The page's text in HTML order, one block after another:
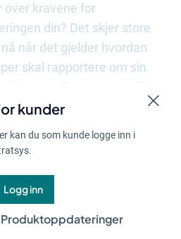
kunder
kan du som kunde logge inn i
Logg inn
Produktoppdateringer
over kravene for
din? Det skjer store
når det gjelder hvordan
skal rapportere om sin
og miljø. Stratsys tilbyr
for hele
prosessen
deg